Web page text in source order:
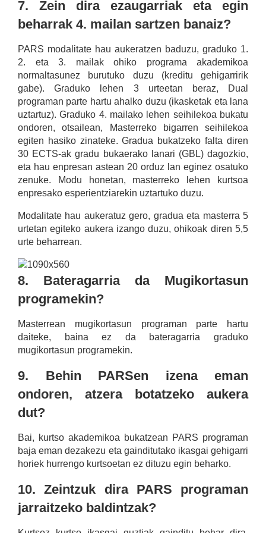
7. Zein dira ezaugarriak eta egin
beharrak 4. mailan sartzen banaiz?
PARS modalitate hau aukeratzen baduzu, graduko 1.
2. eta 3. mailak ohiko programa akademikoa
normaltasunez burutuko duzu (kreditu gehigarririk
gabe). Graduko lehen 3 urteetan beraz, Dual
programan parte hartu ahalko duzu (ikasketak eta lana
uztartuz). Graduko 4. mailako lehen seihilekoa bukatu
ondoren, otsailean, Masterreko bigarren seihilekoa
egiten hasiko zinateke. Gradua bukatzeko falta diren
30 ECTS-ak gradu bukaerako lanari (GBL) dagozkio,
eta hau enpresan astean 20 orduz lan eginez osatuko
zenuke. Modu honetan, masterreko lehen kurtsoa
enpresako esperientziarekin uztartuko duzu.
Modalitate hau aukeratuz gero, gradua eta masterra 5
urtetan egiteko aukera izango duzu, ohikoak diren 5,5
urte beharrean.
8. Bateragarria da Mugikortasun
programekin?
Masterrean mugikortasun programan parte hartu
daiteke, baina ez da bateragarria graduko
mugikortasun programekin.
9. Behin PARSen izena eman
ondoren, atzera botatzeko aukera
dut?
Bai, kurtso akademikoa bukatzean PARS programan
baja eman dezakezu eta gainditutako ikasgai gehigarri
horiek hurrengo kurtsoetan ez dituzu egin beharko.
10. Zeintzuk dira PARS programan
jarraitzeko baldintzak?